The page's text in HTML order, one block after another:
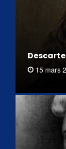
15 mars